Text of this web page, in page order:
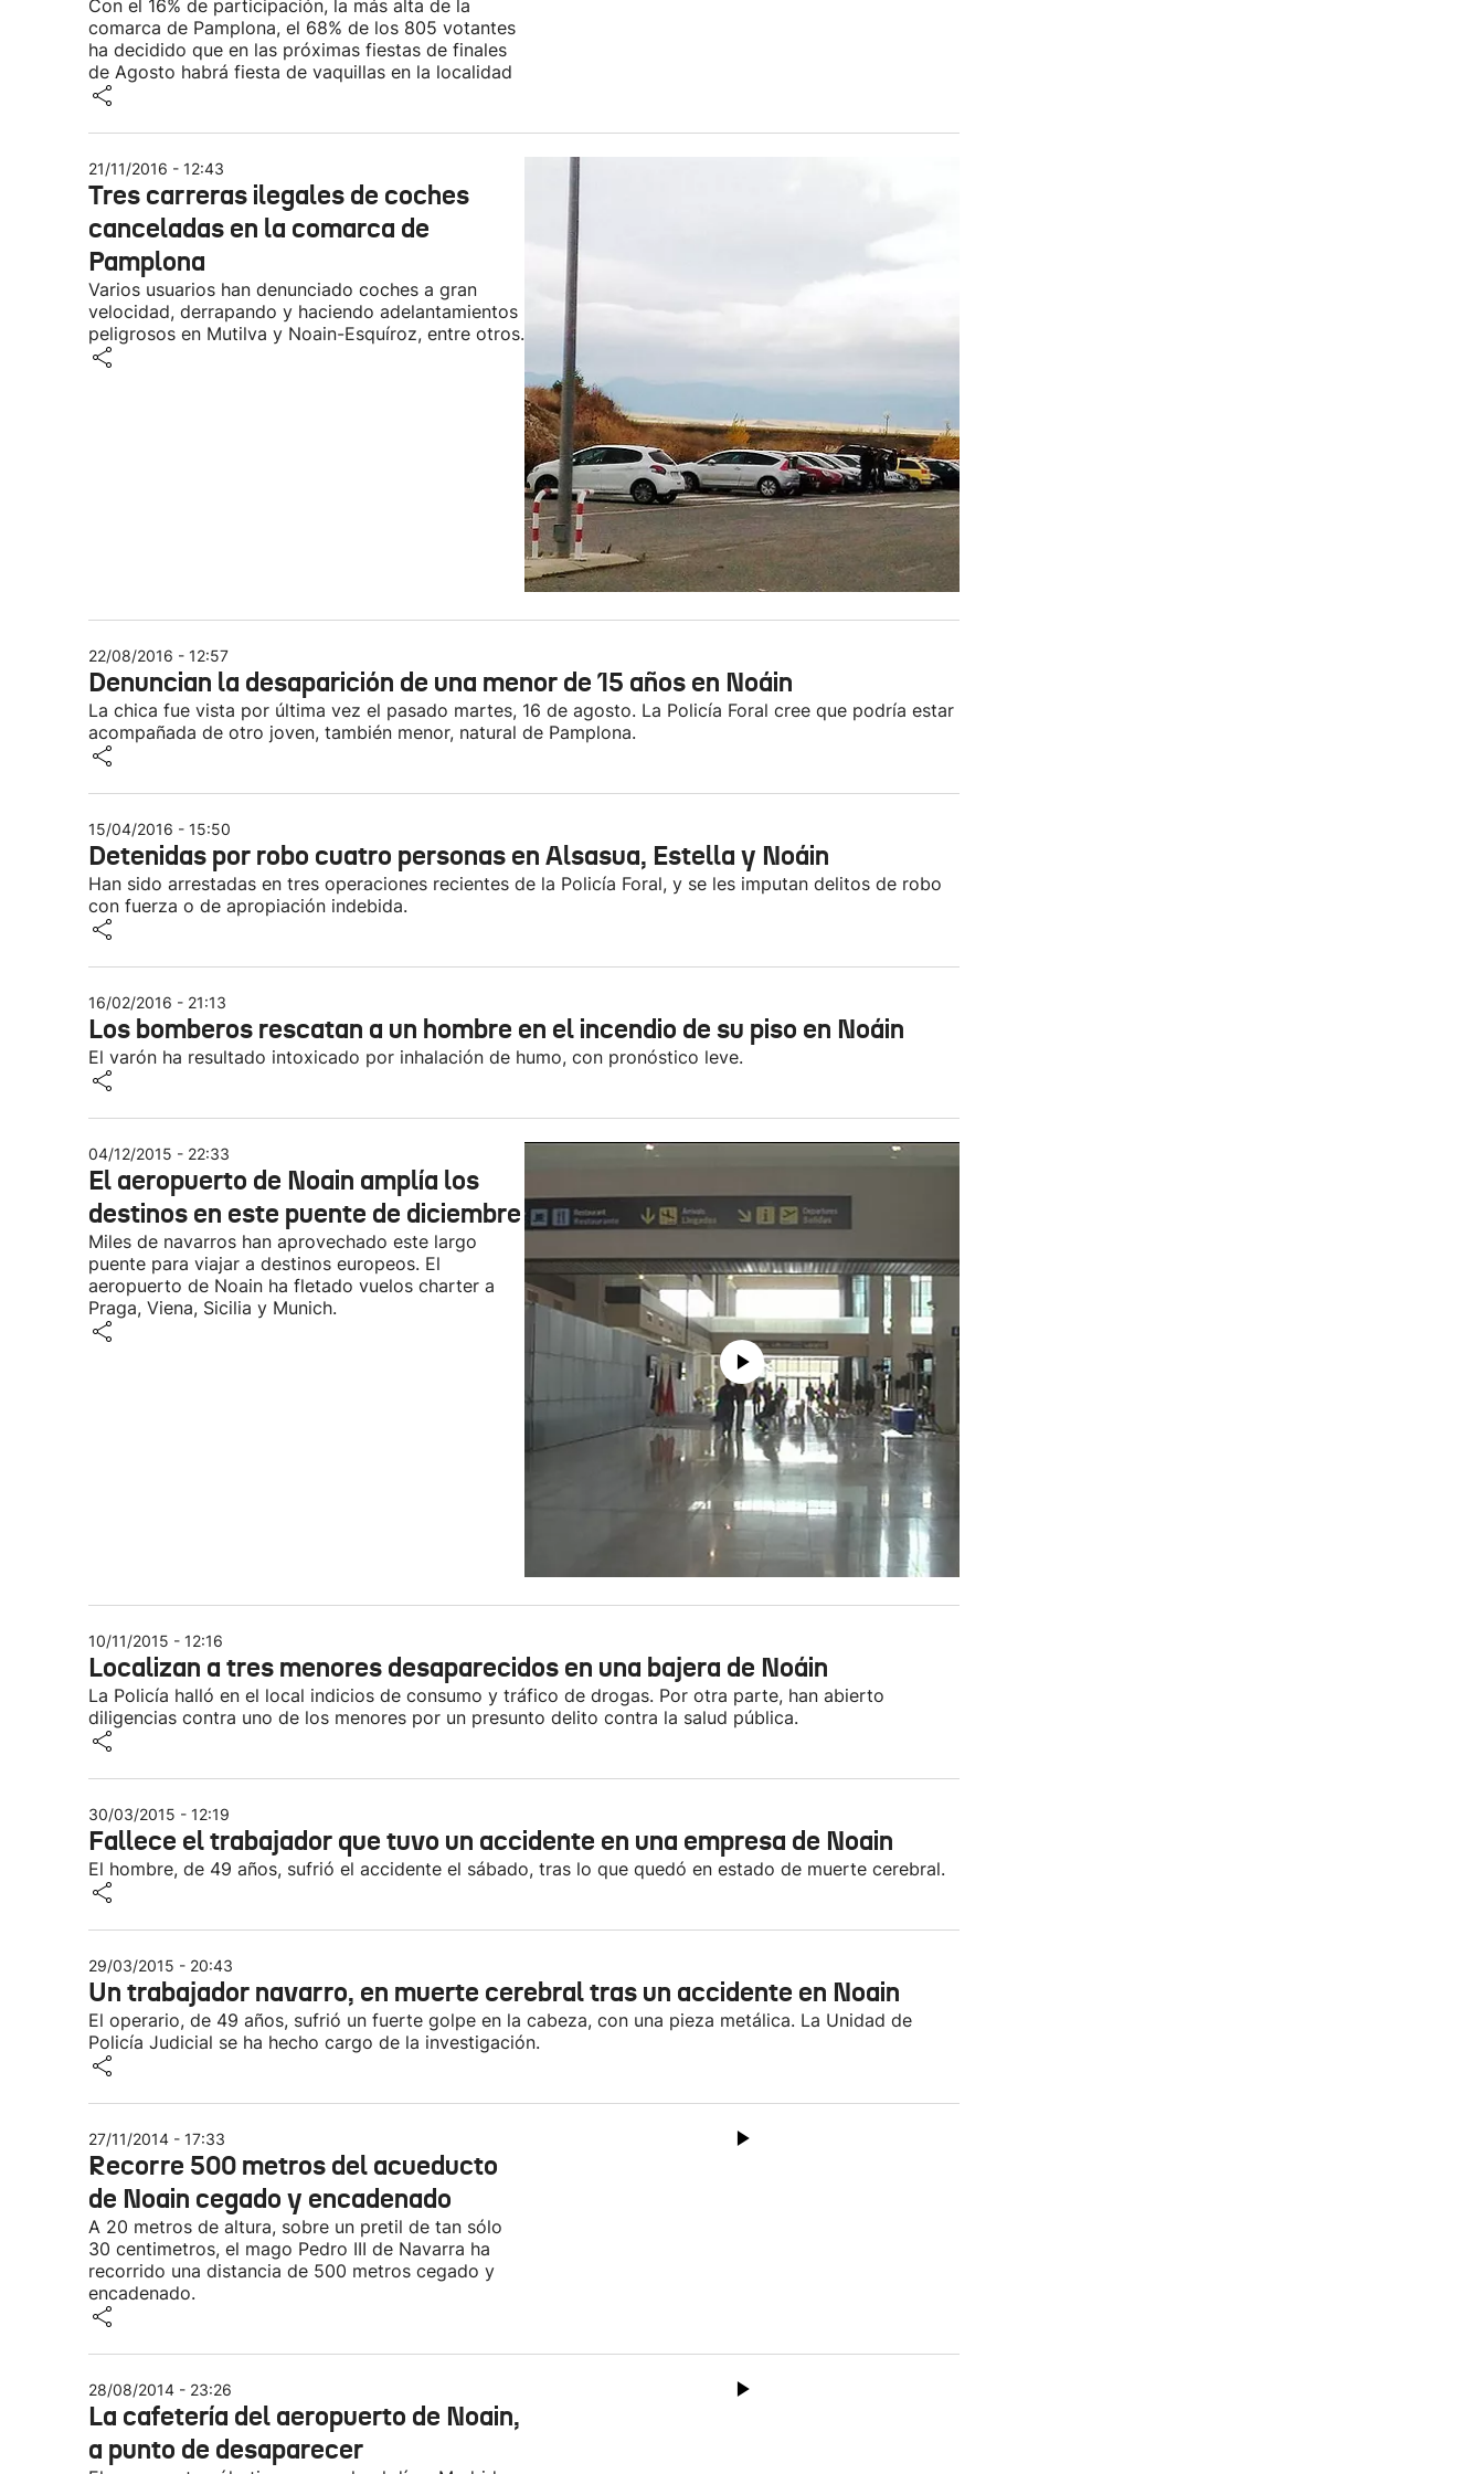
Con el 16% de participación, la más alta de la
comarca de Pamplona, el 68% de los 805 votantes
ha decidido que en las próximas fiestas de finales
de Agosto habrá fiesta de vaquillas en la localidad
21/11/2016 - 12:43
Tres carreras ilegales de coches
canceladas en la comarca de
Pamplona
Varios usuarios han denunciado coches a gran
velocidad, derrapando y haciendo adelantamientos
peligrosos en Mutilva y Noain-Esquíroz, entre otros.
22/08/2016 - 12:57
Denuncian la desaparición de una menor de 15 años en Noáin
La chica fue vista por última vez el pasado martes, 16 de agosto. La Policía Foral cree que podría estar
acompañada de otro joven, también menor, natural de Pamplona.
15/04/2016 - 15:50
Detenidas por robo cuatro personas en Alsasua, Estella y Noáin
Han sido arrestadas en tres operaciones recientes de la Policía Foral, y se les imputan delitos de robo
con fuerza o de apropiación indebida.
16/02/2016 - 21:13
Los bomberos rescatan a un hombre en el incendio de su piso en Noáin
El varón ha resultado intoxicado por inhalación de humo, con pronóstico leve.
04/12/2015 - 22:33
El aeropuerto de Noain amplía los
destinos en este puente de diciembre
Miles de navarros han aprovechado este largo
puente para viajar a destinos europeos. El
aeropuerto de Noain ha fletado vuelos charter a
Praga, Viena, Sicilia y Munich.
10/11/2015 - 12:16
Localizan a tres menores desaparecidos en una bajera de Noáin
La Policía halló en el local indicios de consumo y tráfico de drogas. Por otra parte, han abierto
diligencias contra uno de los menores por un presunto delito contra la salud pública.
30/03/2015 - 12:19
Fallece el trabajador que tuvo un accidente en una empresa de Noain
El hombre, de 49 años, sufrió el accidente el sábado, tras lo que quedó en estado de muerte cerebral.
29/03/2015 - 20:43
Un trabajador navarro, en muerte cerebral tras un accidente en Noain
El operario, de 49 años, sufrió un fuerte golpe en la cabeza, con una pieza metálica. La Unidad de
Policía Judicial se ha hecho cargo de la investigación.
27/11/2014 - 17:33
Recorre 500 metros del acueducto
de Noain cegado y encadenado
A 20 metros de altura, sobre un pretil de tan sólo
30 centimetros, el mago Pedro III de Navarra ha
recorrido una distancia de 500 metros cegado y
encadenado.
28/08/2014 - 23:26
La cafetería del aeropuerto de Noain,
a punto de desaparecer